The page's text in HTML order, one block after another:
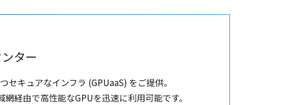
ター
セキュアなインフラ (GPUaaS) をご提供。
網経由で高性能なGPUを迅速に利用可能です。